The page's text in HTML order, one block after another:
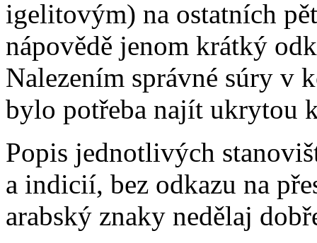
igelitovým) na ostatních
nápovědě jenom krátký
Nalezením správné súry v
bylo potřeba najít ukrytou
Popis jednotlivých
a indicií, bez odkazu na
arabský znaky nedělaj